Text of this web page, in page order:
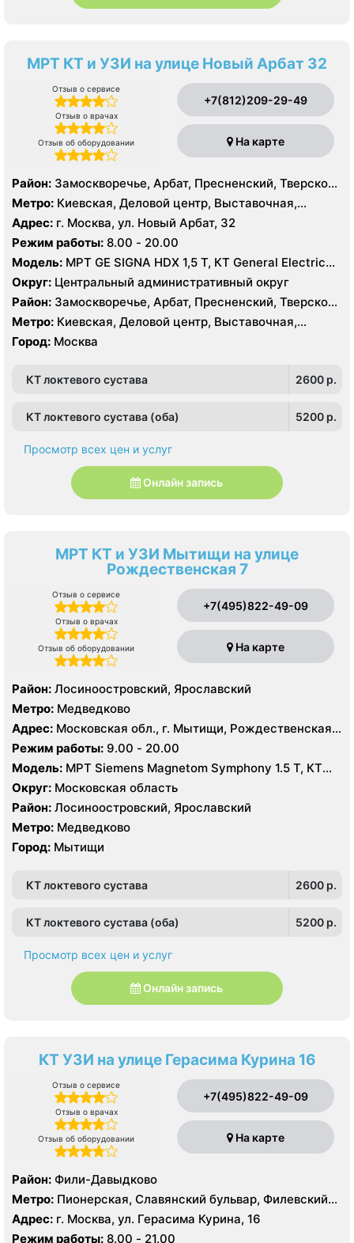
МРТ КТ и УЗИ на улице Новый Арбат 32
Отзыв о сервисе
Отзыв о врачах
Отзыв об оборудовании
+7(812)209-29-49
На карте
Район: Замоскворечье, Арбат, Пресненский, Тверской,
Хамовники
Метро: Киевская, Деловой центр, Выставочная,
Боровицкая, Библиотека им. Ленина, Баррикадная,
Арбатская, Краснопресненская, Кропоткинская, Парк
Культуры, Смоленская, Улица 1905 года,
Александровский сад
Адрес: г. Москва, ул. Новый Арбат, 32
Режим работы: 8.00 - 20.00
Модель: МРТ GE SIGNA HDX 1,5 T, КТ General Electric
VCT 64 среза, УЗИ GE Logiq E9, GE Vivid E9, GE Voluson
Округ: Центральный административный округ
Район: Замоскворечье, Арбат, Пресненский, Тверской,
Хамовники
Метро: Киевская, Деловой центр, Выставочная,
Боровицкая, Библиотека им. Ленина, Баррикадная,
Арбатская, Краснопресненская, Кропоткинская, Парк
Александровский сад
Город: Москва
КТ локтевого сустава 2600 p.
КТ локтевого сустава (оба) 5200 p.
Просмотр всех цен и услуг
Онлайн запись
МРТ КТ и УЗИ Мытищи на улице
Рождественская 7
Отзыв о сервисе
Отзыв о врачах
Отзыв об оборудовании
+7(495)822-49-09
На карте
Район: Лосиноостровский, Ярославский
Метро: Медведково
Адрес: Московская обл., г. Мытищи, Рождественская
ул., 7
Режим работы: 9.00 - 20.00
Модель: МРТ Siemens Magnetom Symphony 1.5 Т, КТ
Siemens SOMATOM Emotion 16 срезов, УЗИ Philips
Ultrasound HD9
Округ: Московская область
Район: Лосиноостровский, Ярославский
Метро: Медведково
Город: Мытищи
КТ локтевого сустава 2600 p.
КТ локтевого сустава (оба) 5200 p.
Просмотр всех цен и услуг
Онлайн запись
КТ УЗИ на улице Герасима Курина 16
Отзыв о сервисе
Отзыв о врачах
Отзыв об оборудовании
+7(495)822-49-09
На карте
Район: Фили-Давыдково
Метро: Пионерская, Славянский бульвар, Филевский
парк
Адрес: г. Москва, ул. Герасима Курина, 16
Режим работы: 8.00 - 21.00